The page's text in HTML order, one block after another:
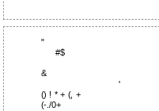
"
#$
&
'
() ! * + (, +
(-./0+